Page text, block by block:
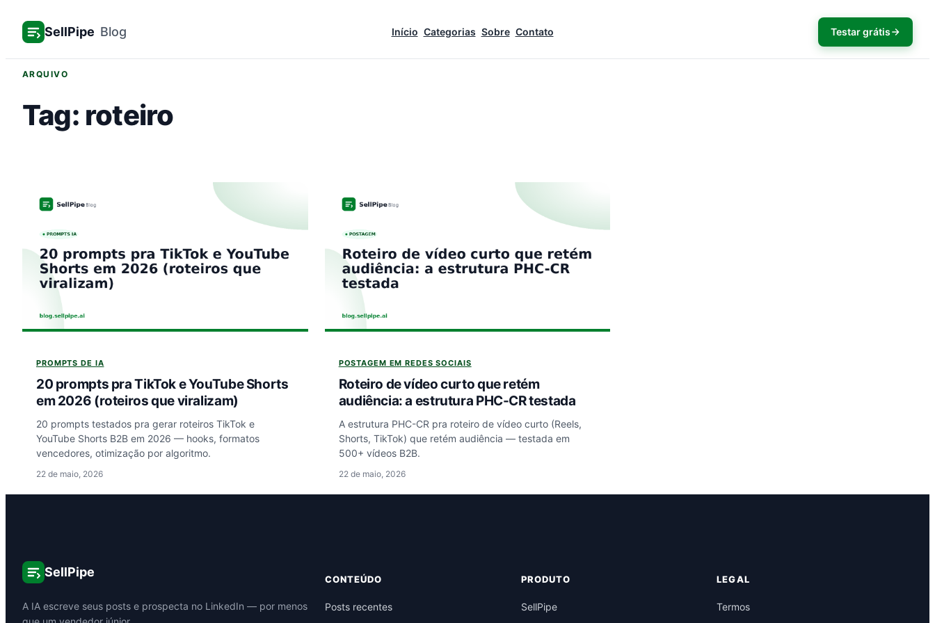
para
conteúdo
SellPipe Blog Início Categorias Sobre Contato Testar grátis
ARQUIVO
Tag: roteiro
PROMPTS DE IA
20 prompts pra TikTok e YouTube Shorts
em 2026 (roteiros que viralizam)
20 prompts testados pra gerar roteiros TikTok e
YouTube Shorts B2B em 2026 — hooks, formatos
vencedores, otimização por algoritmo.
22 de maio, 2026
POSTAGEM EM REDES SOCIAIS
Roteiro de vídeo curto que retém
audiência: a estrutura PHC-CR testada
A estrutura PHC-CR pra roteiro de vídeo curto (Reels,
Shorts, TikTok) que retém audiência — testada em
500+ vídeos B2B.
22 de maio, 2026
SellPipe
A IA escreve seus posts e prospecta no LinkedIn — por menos
CONTEÚDO
Posts recentes
PRODUTO
SellPipe
LEGAL
Termos